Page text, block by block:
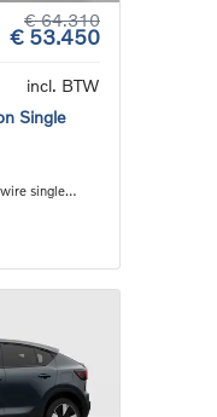
€ 64.310
€ 53.450
incl. BTW
Single
single